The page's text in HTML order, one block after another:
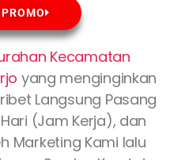
Kecamatan
yang menginginkan
Langsung Pasang
(Jam Kerja), dan
Marketing Kami lalu